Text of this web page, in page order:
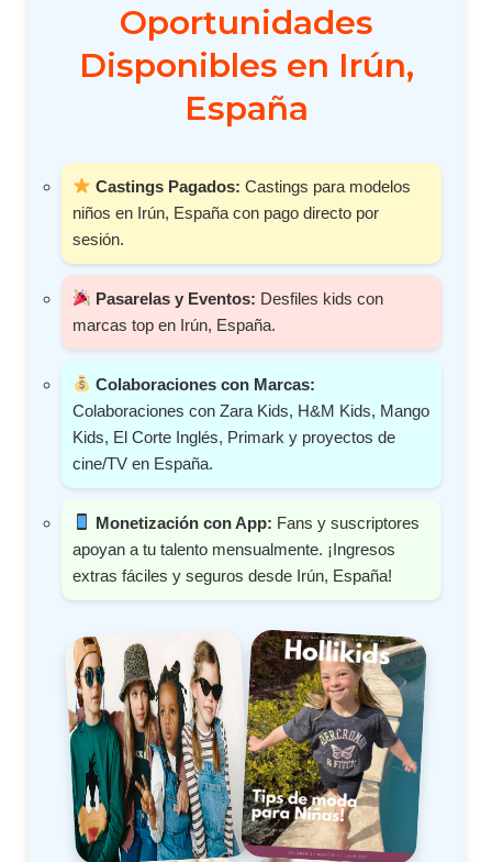
Oportunidades
Disponibles en Irún,
España
Castings Pagados: Castings para modelos
niños en Irún, España con pago directo por
sesión.
Pasarelas y Eventos: Desfiles kids con
marcas top en Irún, España.
Colaboraciones con Marcas:
Colaboraciones con Zara Kids, H&M Kids, Mango
Kids, El Corte Inglés, Primark y proyectos de
cine/TV en España.
Monetización con App: Fans y suscriptores
apoyan a tu talento mensualmente. ¡Ingresos
extras fáciles y seguros desde Irún, España!